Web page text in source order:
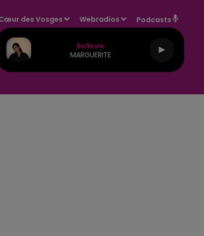
Cœur des Vosges Webradios Podcasts
Bellevie
MARGUERITE